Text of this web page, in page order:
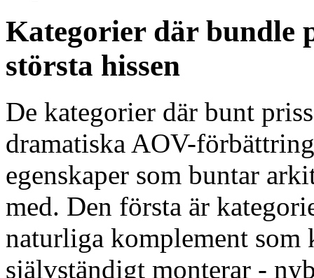
Kategorier där bundle
största hissen
De kategorier där bunt
dramatiska AOV-
egenskaper som buntar
med. Den första är
naturliga komplement som
självständigt monterar -